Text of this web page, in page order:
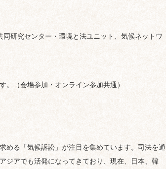
研究センター・環境と法ユニット、気候ネットワ
。（会場参加・オンライン参加共通）
める「気候訴訟」が注目を集めています。司法を通
ジアでも活発になってきており、現在、日本、韓